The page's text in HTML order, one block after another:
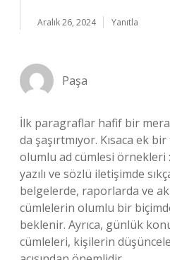
Aralık 26, 2024 Yanıtla
Paşa
İlk paragraflar hafif bir
da şaşırtmıyor. Kısaca ek
olumlu ad cümlesi örnekleri
yazılı ve sözlü iletişimde
belgelerde, raporlarda ve
cümlelerin olumlu bir
beklenir. Ayrıca, günlük
cümleleri, kişilerin